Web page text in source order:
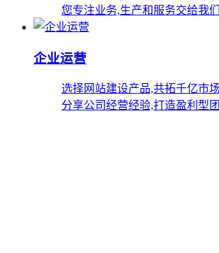
您专注业务,生产和服务交给我们
企业运营
选择网站建设产品,共拓千亿市场
分享公司经营经验,打造盈利型